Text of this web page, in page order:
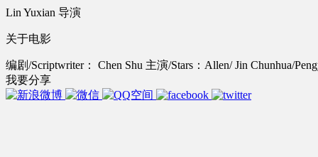
Lin Yuxian 导演
关于电影
编剧/Scriptwriter： Chen Shu 主演/Stars：Allen/ Jin Chunhua/
我要分享